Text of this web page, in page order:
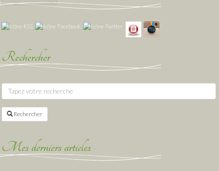
Rechercher
Rechercher
Mes derniers articles